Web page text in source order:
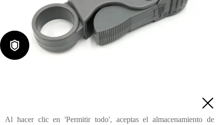

Al hacer clic en 'Permitir todo', aceptas el almacenamiento de
